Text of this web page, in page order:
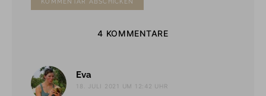
4 KOMMENTARE
Eva
18. JULI 2021 UM 12:42 UHR